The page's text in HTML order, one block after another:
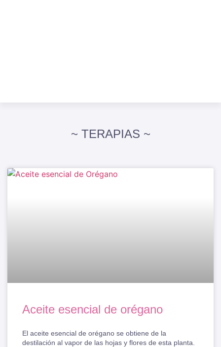
~ TERAPIAS ~
Aceite esencial de orégano
El aceite esencial de orégano se obtiene de la
destilación al vapor de las hojas y flores de esta planta.